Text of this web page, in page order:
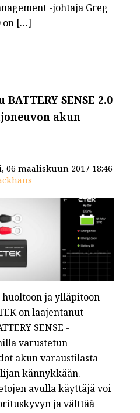
-johtaja Greg
on […]
SENSE 2.0
akun
06 maaliskuun 2017 18:46
ja ylläpitoon
on laajentanut
SENSE -
varustetun
akun varaustilasta
kännykkään.
avulla käyttäjä voi
ja välttää